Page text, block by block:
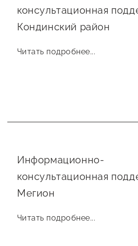
консультационная
Кондинский район
Читать подробнее...
Информационно-
консультационная
Мегион
Читать подробнее...